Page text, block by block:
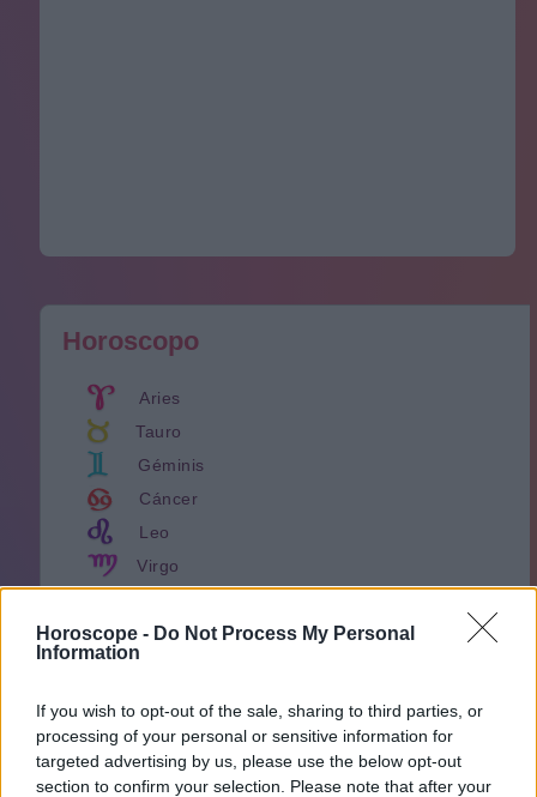
Horoscope - Do Not Process My Personal
Information
If you wish to opt-out of the sale, sharing to third parties, or
processing of your personal or sensitive information for
targeted advertising by us, please use the below opt-out
section to confirm your selection. Please note that after your
Horoscopo
Aries
Tauro
Géminis
Cáncer
Leo
Virgo
Escorpión
Acuario
Piscis